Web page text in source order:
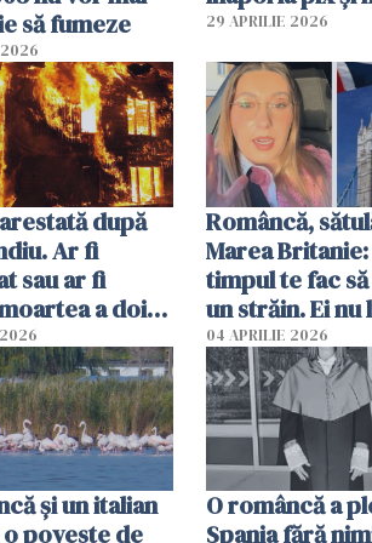
să fumeze
29 APRILIE 2026
după
Ar fi
sau ar fi
a doi
an și 3 ani
Româncă,
Marea
timpul te fac
un străin. Ei nu
ca noi. În
oamenii sunt
04 APRILIE 2026
și un italian
poveste de
O româncă a
Spania fără